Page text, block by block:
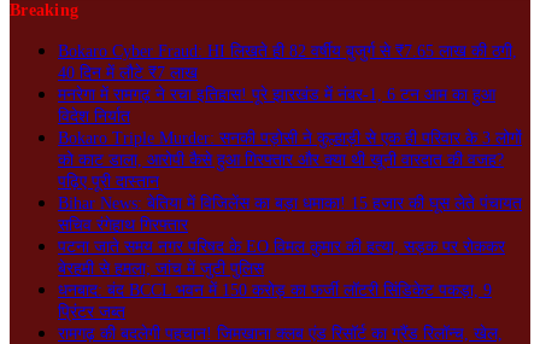
Breaking
Bokaro Cyber Fraud: HI लिखते ही 82 वर्षीय बुजुर्ग से ₹7.65 लाख की ठगी,
40 दिन में लौटे ₹7 लाख
मनरेगा में रामगढ़ ने रचा इतिहास! पूरे झारखंड में नंबर-1, 6 टन आम का हुआ
विदेश निर्यात
Bokaro Triple Murder: सनकी पड़ोसी ने कुल्हाड़ी से एक ही परिवार के 3 लोगों
को काट डाला, आरोपी कैसे हुआ गिरफ्तार और क्या थी खूनी वारदात की वजह?
पढ़िए पूरी दास्तान
Bihar News: बेतिया में विजिलेंस का बड़ा धमाका! 15 हजार की घूस लेते पंचायत
सचिव रंगेहाथ गिरफ्तार
पटना जाते समय नगर परिषद के EO विमल कुमार की हत्या, सड़क पर रोककर
बेरहमी से हमला; जांच में जुटी पुलिस
धनबाद: बंद BCCL भवन में 150 करोड़ का फर्जी लॉटरी सिंडिकेट पकड़ा, 9
प्रिंटर जब्त
रामगढ़ की बदलेगी पहचान! जिमखाना क्लब एंड रिसॉर्ट का ग्रैंड रिलॉन्च, खेल,